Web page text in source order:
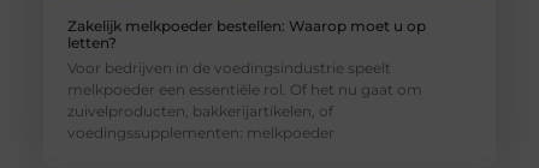
Zakelijk melkpoeder bestellen: Waarop moet u op
letten?
Voor bedrijven in de voedingsindustrie speelt
melkpoeder een essentiële rol. Of het nu gaat om
zuivelproducten, bakkerijartikelen, of
voedingssupplementen: melkpoeder